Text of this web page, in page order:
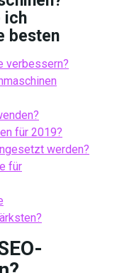
ich
besten
verbessern?
für 2019?
werden?
für